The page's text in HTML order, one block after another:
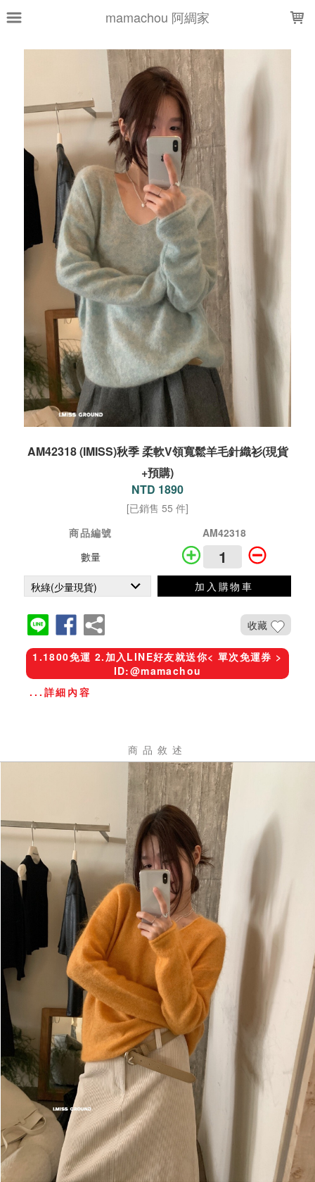
mamachou 阿綢家
AM42318 (IMISS)秋季 柔軟V領寬鬆羊毛針織衫(現貨
+預購)
NTD 1890
[已銷售 55 件]
商品編號
AM42318
數量
加入購物車
收藏
1.1800免運 2.加入LINE好友就送你< 單次免運券 >
ID:@mamachou
...詳細內容
商品敘述